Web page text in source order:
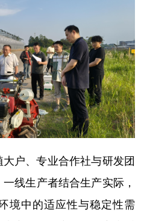
户、专业合作社与研发团
线生产者结合生产实际，
境中的适应性与稳定性需